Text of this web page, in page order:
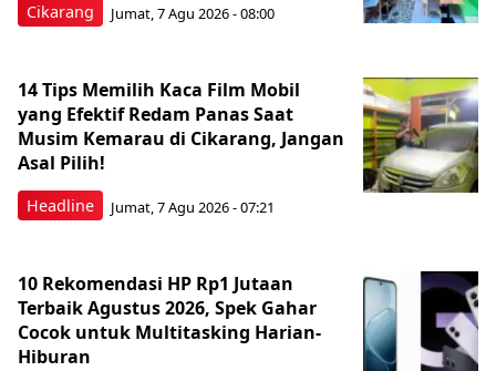
Cikarang Jumat, 7 Agu 2026 - 08:00
Headline
14 Tips Memilih Kaca Film Mobil
yang Efektif Redam Panas Saat
Musim Kemarau di Cikarang, Jangan
Asal Pilih!
Jumat, 7 Agu 2026 - 07:21
10 Rekomendasi HP Rp1 Jutaan
Terbaik Agustus 2026, Spek Gahar
Cocok untuk Multitasking Harian-
Hiburan